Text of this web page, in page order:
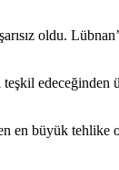
oldu.
en büyük